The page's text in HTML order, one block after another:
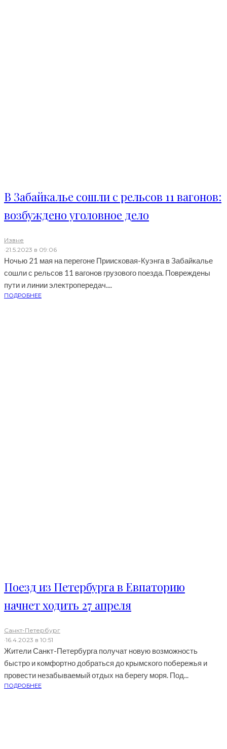
В Забайкалье сошли с рельсов 11 вагонов:
возбуждено уголовное дело
Извне
·21.5.2023 в 09:06
Ночью 21 мая на перегоне Приисковая-Куэнга в Забайкалье
сошли с рельсов 11 вагонов грузового поезда. Повреждены
пути и линии электропередач....
ПОДРОБНЕЕ
Поезд из Петербурга в Евпаторию
начнет ходить 27 апреля
Санкт-Петербург
·16.4.2023 в 10:51
Жители Санкт-Петербурга получат новую возможность
быстро и комфортно добраться до крымского побережья и
провести незабываемый отдых на берегу моря. Под...
ПОДРОБНЕЕ